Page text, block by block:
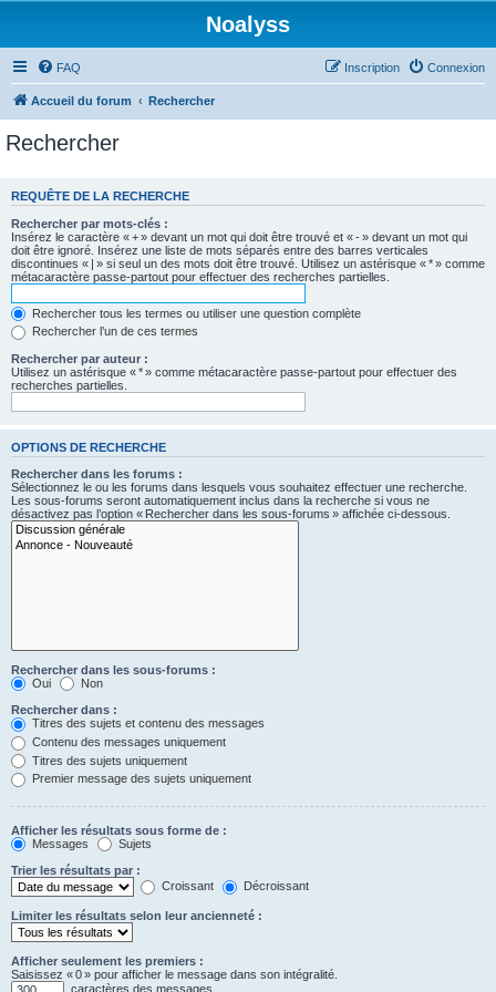
Noalyss
FAQ Connexion
Inscription
Accueil du forum Rechercher
Rechercher
REQUÊTE DE LA RECHERCHE
Rechercher par mots-clés :
Insérez le caractère « + » devant un mot qui doit être trouvé et « - » devant un mot qui
doit être ignoré. Insérez une liste de mots séparés entre des barres verticales
discontinues « | » si seul un des mots doit être trouvé. Utilisez un astérisque « * » comme
métacaractère passe-partout pour effectuer des recherches partielles.
Rechercher tous les termes ou utiliser une question complète
Rechercher l’un de ces termes
Rechercher par auteur :
Utilisez un astérisque « * » comme métacaractère passe-partout pour effectuer des
recherches partielles.
OPTIONS DE RECHERCHE
Rechercher dans les forums :
Sélectionnez le ou les forums dans lesquels vous souhaitez effectuer une recherche.
Les sous-forums seront automatiquement inclus dans la recherche si vous ne
désactivez pas l’option « Rechercher dans les sous-forums » affichée ci-dessous.
Rechercher dans les sous-forums :
Oui
Non
Rechercher dans :
Titres des sujets et contenu des messages
Contenu des messages uniquement
Titres des sujets uniquement
Premier message des sujets uniquement
Afficher les résultats sous forme de :
Messages
Sujets
Trier les résultats par :
Croissant
Décroissant
Limiter les résultats selon leur ancienneté :
Afficher seulement les premiers :
Saisissez « 0 » pour afficher le message dans son intégralité.
caractères des messages